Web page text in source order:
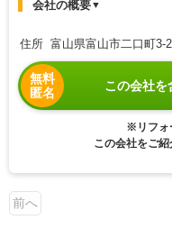
会社の概要▼
住所 富山県富山市二口町3-
無料
匿名
この会社を
※リフォ
この会社をご紹
前へ